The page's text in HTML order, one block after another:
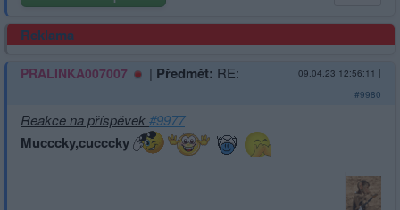
Reklama
PRALINKA007007 | Předmět: RE: 09.04.23 12:56:11 |
#9980
Reakce na příspěvek#9977
Mucccky,cucccky